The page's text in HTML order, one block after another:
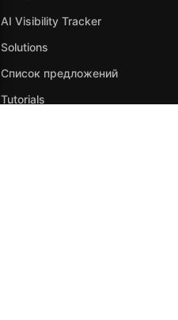
AI Visibility Tracker
Solutions
Список предложений
Tutorials